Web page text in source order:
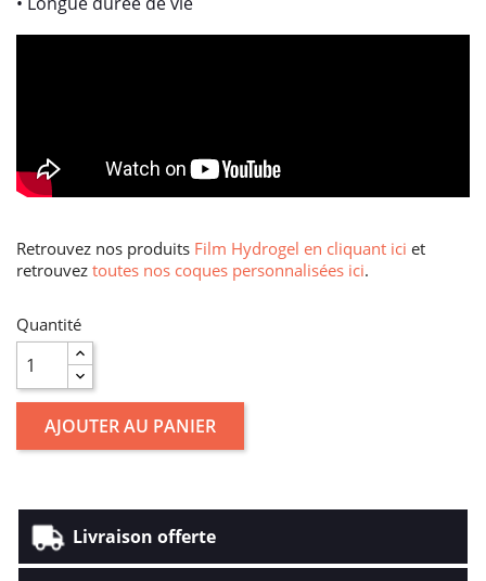
Retrouvez nos produits Film Hydrogel en cliquant ici et
retrouvez toutes nos coques personnalisées ici.
Quantité
AJOUTER AU PANIER
Livraison offerte